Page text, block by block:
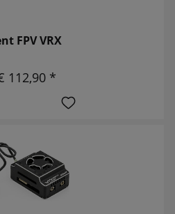
FPV VRX
112,90 *